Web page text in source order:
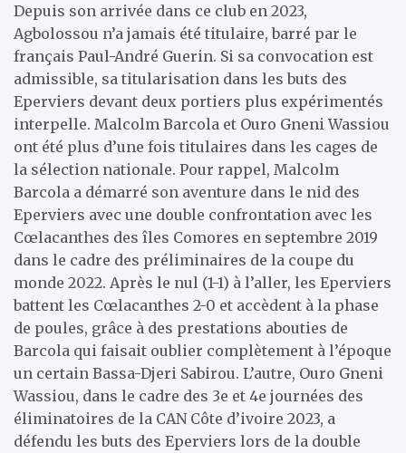
Depuis son arrivée dans ce club en 2023,
Agbolossou n’a jamais été titulaire, barré par le
français Paul-André Guerin. Si sa convocation est
admissible, sa titularisation dans les buts des
Eperviers devant deux portiers plus expérimentés
interpelle. Malcolm Barcola et Ouro Gneni Wassiou
ont été plus d’une fois titulaires dans les cages de
la sélection nationale. Pour rappel, Malcolm
Barcola a démarré son aventure dans le nid des
Eperviers avec une double confrontation avec les
Cœlacanthes des îles Comores en septembre 2019
dans le cadre des préliminaires de la coupe du
monde 2022. Après le nul (1-1) à l’aller, les Eperviers
battent les Cœlacanthes 2-0 et accèdent à la phase
de poules, grâce à des prestations abouties de
Barcola qui faisait oublier complètement à l’époque
un certain Bassa-Djeri Sabirou. L’autre, Ouro Gneni
Wassiou, dans le cadre des 3e et 4e journées des
éliminatoires de la CAN Côte d’ivoire 2023, a
défendu les buts des Eperviers lors de la double